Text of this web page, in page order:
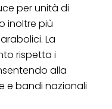
per unità di
inoltre più
La
rispetta i
alla
e bandi nazionali